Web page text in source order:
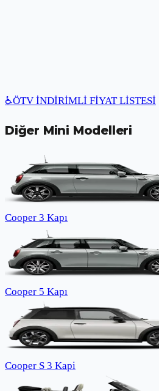
♿ÖTV İNDİRİMLİ FİYAT LİSTESİ
Diğer Mini Modelleri
Cooper 3 Kapı
Cooper 5 Kapı
Cooper S 3 Kapi